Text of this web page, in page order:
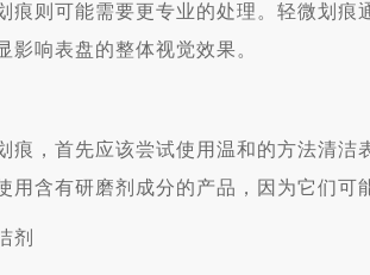
痕则可能需要更专业的处理。轻微划痕
影响表盘的整体视觉效果。
，首先应该尝试使用温和的方法清洁
用含有研磨剂成分的产品，因为它们可
剂